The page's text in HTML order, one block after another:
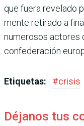
que fuera revelado
mente retirado a
numerosos actores
confederación
Etiquetas: #crisis
Déjanos tus